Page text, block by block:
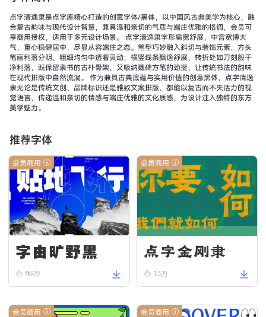
点字清逸隶是点字库精心打造的创意字体/黑体，以中国风古典美学为核心，融
合复古韵味与现代设计智慧，兼具温和亲切的气质与端庄优雅的格调，会员可
享商用授权，适用于多元设计场景。 点字清逸隶字形扁宽舒展，中宫宽博大
气，重心稳健居中，尽显从容端庄之态。笔型巧妙融入斜切与装饰元素，方头
笔画利落分明，粗细均匀中透着灵动；横竖线条飘逸舒展，转折处如刀刻般干
净利落，既保留隶书的古朴骨架，又吸纳魏碑方笔的劲挺，让传统书法的韵味
在现代排版中自然流淌。 作为兼具古典底蕴与实用价值的创意黑体，点字清逸
隶无论是传统文创、品牌标识还是雅致文案排版，都能以复古而不失活力的视
觉语言，传递温和亲切的情感与端庄优雅的文化质感，为设计注入独特的东方
美学魅力。
推荐字体
会员商用
字由旷野黑
9679
会员商用
点字金刚隶
15万
会员商用 会员商用